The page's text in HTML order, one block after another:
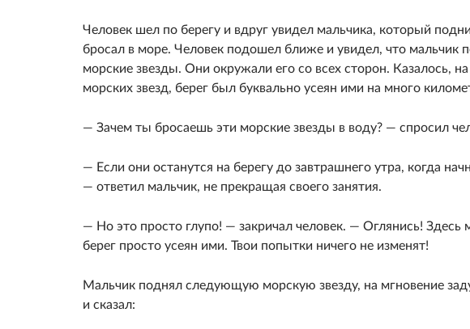
Человек шел по берегу и вдруг увидел мальчика, который
бросал в море. Человек подошел ближе и увидел, что мальчик
морские звезды. Они окружали его со всех сторон. Казалось,
морских звезд, берег был буквально усеян ими на много
— Зачем ты бросаешь эти морские звезды в воду? — спросил
— Если они останутся на берегу до завтрашнего утра, когда
— ответил мальчик, не прекращая своего занятия.
— Но это просто глупо! — закричал человек. — Оглянись! Здесь
берег просто усеян ими. Твои попытки ничего не изменят!
Мальчик поднял следующую морскую звезду, на мгновение
и сказал: